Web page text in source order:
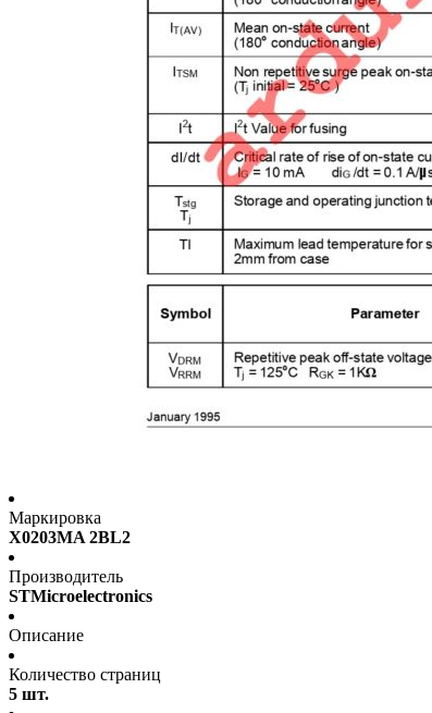
Маркировка
X0203MA 2BL2
Производитель
STMicroelectronics
Описание
Количество страниц
5 шт.